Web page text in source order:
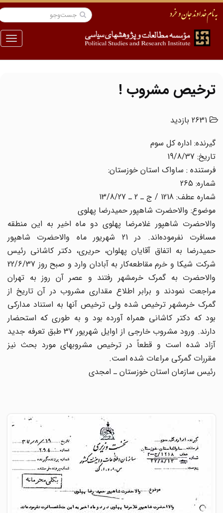
منو
ترخیص مشروب !
2631 بازدید
گیرنده: اداره کل سوم
تاریخ: 19/8/37
فرستنده : ساواک استان خوزستان:
شماره: 265
شماره عطف: 1218 / ج ـ 2 ـ 13/8/27
موضوع: والاحضرت شاهپور حمیدرضا پهلوی
والاحضرت شاهپور غلامرضا پهلوی دو ماه اخیر به این منطقه
مسافرت نفرموده‌اند. در 21 شهریور ماه والاحضرت شاهپور
حمیدرضا به اتفاق آقایان پهلوان، حریری، دکتر کاشانی رئیس
شرکت شیکا و خرم مقاطعه‌کار به آبادان وارد و صبح روز 22/6/37
والاحضرت به گمرک خرمشهر رفتند و عصر آن روز به تهران
مراجعت نمودند و برابر اطلاع مقداری مشروب در آن تاریخ از
گمرک خرمشهر ترخیص شده ولی ترخیص آنها به استناد مدارکی
بود که دکتر کاشانی همراه آورده بود و به طوری که استحضار
دارند. ورود مشروب خارجی از اوایل شهریور 37 طبق تعرفه جدید
آزاد شده است و قطعاً در ترخیص مشروبهای مورد بحث نیز
مقررات گمرکی مراعات شده است.
رئیس سازمان استان خوزستان ـ امجدی